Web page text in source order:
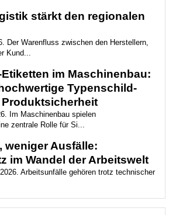
stärkt den regionalen
Der Warenfluss zwischen den Herstellern,
Kund...
im Maschinenbau:
Typenschild-
Im Maschinenbau spielen
zentrale Rolle für Si...
weniger Ausfälle:
im Wandel der Arbeitswelt
Arbeitsunfälle gehören trotz technischer